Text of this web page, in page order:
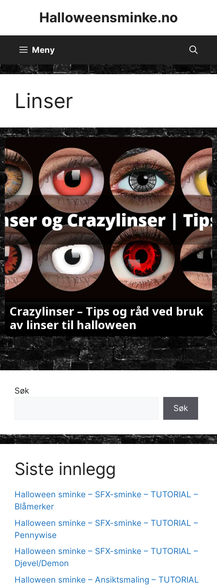
Halloweensminke.no
Meny
Linser
Crazylinser – Tips og råd ved bruk
av linser til halloween
Søk
Søk
Siste innlegg
Halloween sminke – SFX-sminke – TUTORIAL –
Blåmerker
Halloween sminke – SFX-sminke – TUTORIAL –
Pennywise
Halloween sminke – SFX-sminke – TUTORIAL –
Djevel/Demon
Halloween sminke – Ansiktsmaling – TUTORIAL